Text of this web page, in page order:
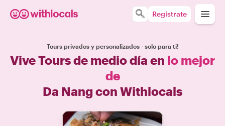
Regístrate
Tours privados y personalizados - solo para ti!
Vive Tours de medio día en lo mejor
de
Da Nang con Withlocals